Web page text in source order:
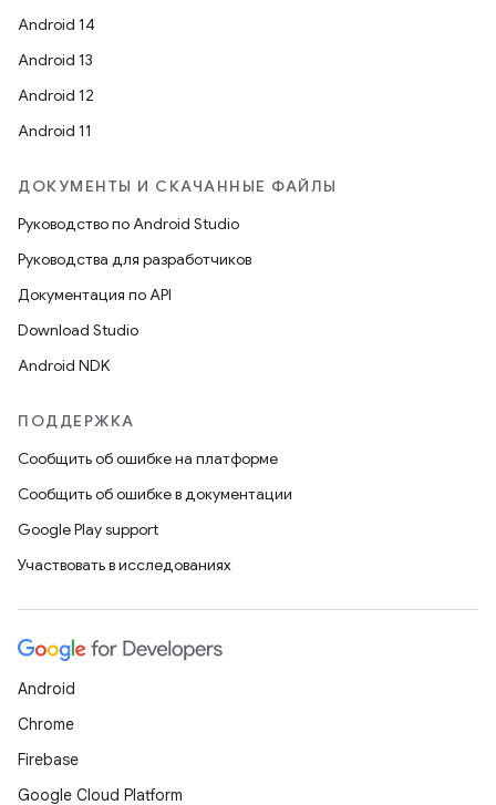
Android 14
Android 13
Android 12
Android 11
ДОКУМЕНТЫ И СКАЧАННЫЕ ФАЙЛЫ
Руководство по Android Studio
Руководства для разработчиков
Документация по API
Download Studio
Android NDK
ПОДДЕРЖКА
Сообщить об ошибке на платформе
Сообщить об ошибке в документации
Google Play support
Участвовать в исследованиях
Android
Chrome
Firebase
Google Cloud Platform